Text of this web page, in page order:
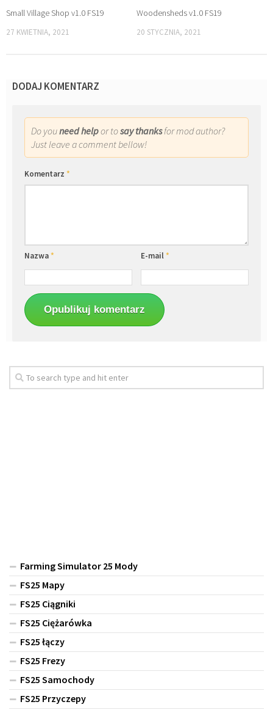
Small Village Shop v1.0 FS19
27 KWIETNIA, 2021
Woodensheds v1.0 FS19
20 STYCZNIA, 2021
DODAJ KOMENTARZ
Do youneed helpor tosay thanksfor mod author?
Just leave a comment bellow!
Komentarz *
Nazwa* E-mail*
Farming Simulator 25 Mody
FS25 Mapy
FS25 Ciągniki
FS25 Ciężarówka
FS25 łączy
FS25 Frezy
FS25 Samochody
FS25 Przyczepy